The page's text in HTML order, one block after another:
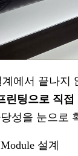
에서 끝나지
린팅으로 직접
성을 눈으로
설계